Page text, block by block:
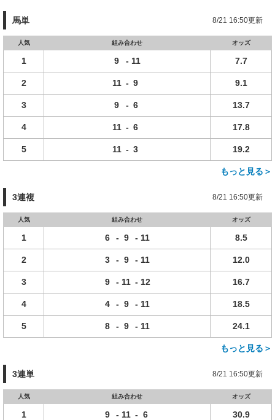
馬単 8/21 16:50更新
人気 組み合わせ オッズ
1 9 - 11 7.7
2 11 - 9 9.1
3 9 - 6 13.7
4 11 - 6 17.8
5 11 - 3 19.2
もっと見る＞
3連複 8/21 16:50更新
人気 組み合わせ オッズ
1 6 - 9 - 11 8.5
2 3 - 9 - 11 12.0
3 9 - 11 - 12 16.7
4 4 - 9 - 11 18.5
5 8 - 9 - 11 24.1
もっと見る＞
3連単 8/21 16:50更新
人気 組み合わせ オッズ
1 9 - 11 - 6 30.9